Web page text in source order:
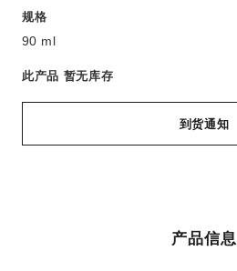
规格
90 ml
此产品 暂无库存
到货通知
产品信息